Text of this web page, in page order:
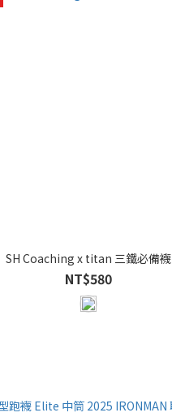
SH Coaching x titan 三鐵必備襪
NT$580